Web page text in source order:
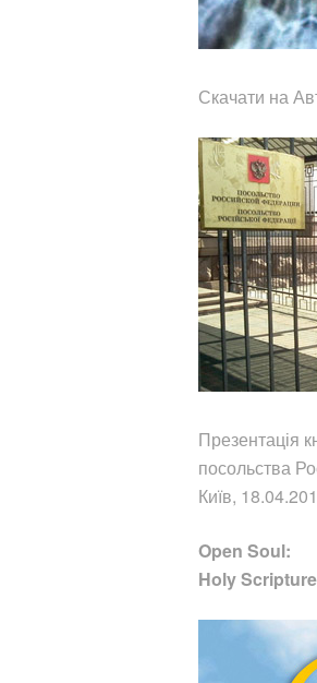
Скачати на
Презентація
посольства
Київ,
Open Soul:
Holy